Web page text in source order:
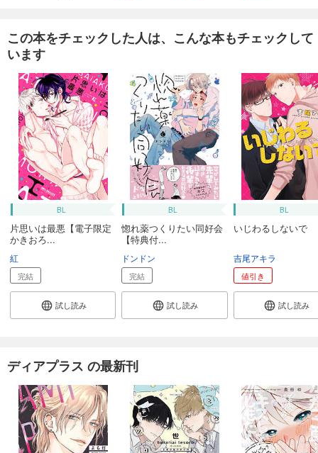
この本をチェックした人は、こんな本もチェックして
います
BL
片思いは最悪【電子限定
かきおろ...
紅
完結
試し読み
BL
惚れ薬つくりたい同好会
【特典付...
ドンドン
完結
試し読み
BL
いじわるしないで
吉尾アキラ
値引き
試し読み
ディアプラス の最新刊